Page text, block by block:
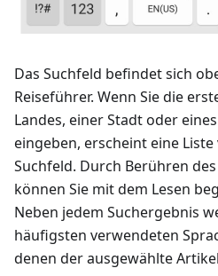
Das Suchfeld befindet sich
Reiseführer. Wenn Sie die
Landes, einer Stadt oder
eingeben, erscheint eine
Suchfeld. Durch Berühren
können Sie mit dem Lesen
Neben jedem Suchergebnis
häufigsten verwendeten
denen der ausgewählte